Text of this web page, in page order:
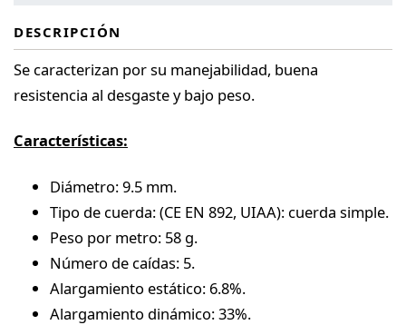
DESCRIPCIÓN
Se caracterizan por su manejabilidad, buena
resistencia al desgaste y bajo peso.
Características:
Diámetro: 9.5 mm.
Tipo de cuerda: (CE EN 892, UIAA): cuerda simple.
Peso por metro: 58 g.
Número de caídas: 5.
Alargamiento estático: 6.8%.
Alargamiento dinámico: 33%.